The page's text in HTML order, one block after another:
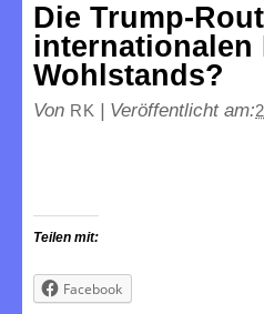
Die Trump-
internationalen
Wohlstands?
Von RK | Veröffentlicht am:
Teilen mit:
Facebook